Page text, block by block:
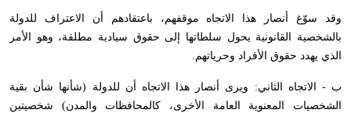
وقد سوّغ أنصار هذا الاتجاه موقفهم، باعتقادهم أن الاعتراف للدولة
بالشخصية القانونية يحول سلطاتها إلى حقوق سيادية مطلقة، وهو الأمر
الذي يهدد حقوق الأفراد وحرياتهم.
ب - الاتجاه الثاني: ويرى أنصار هذا الاتجاه أن للدولة (شأنها شأن بقية
الشخصيات المعنوية العامة الأخرى، كالمحافظات والمدن) شخصيتين